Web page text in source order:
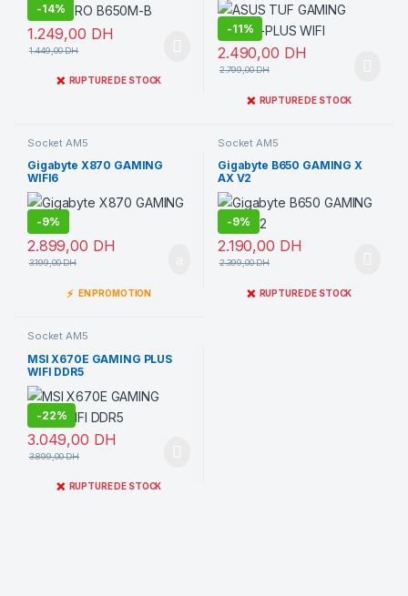
-14%
1.249,00 DH
1.449,00DH
❌ RUPTURE DE STOCK
-11%
2.490,00 DH
2.799,00DH
❌ RUPTURE DE STOCK
Socket AM5
Gigabyte X870 GAMING
WIFI6
-9%
2.899,00 DH
3.199,00DH
⚡ EN PROMOTION
Socket AM5
Gigabyte B650 GAMING X
AX V2
-9%
2.190,00 DH
2.399,00DH
❌ RUPTURE DE STOCK
Socket AM5
MSI X670E GAMING PLUS
WIFI DDR5
-22%
3.049,00 DH
3.899,00DH
❌ RUPTURE DE STOCK